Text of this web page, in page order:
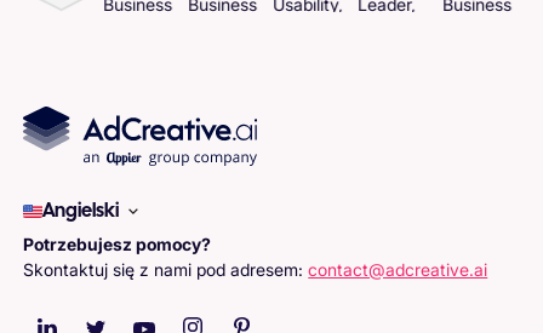
Angielski
Potrzebujesz pomocy?
Skontaktuj się z nami pod adresem:contact@adcreative.ai